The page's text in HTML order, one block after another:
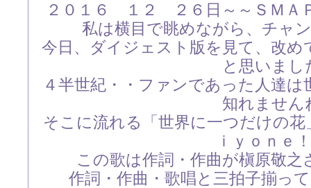
２０１６ １２ ２６日～～ＳＭＡ
私は横目で眺めながら、チャ
今日、ダイジェスト版を見て、改
と思いまし
４半世紀・・ファンであった人達
知れません
そこに流れる「世界に一つだけの
ｉｙｏｎｅ
この歌は作詞・作曲が槇原敬
作詞・作曲・歌唱と三拍子揃っ